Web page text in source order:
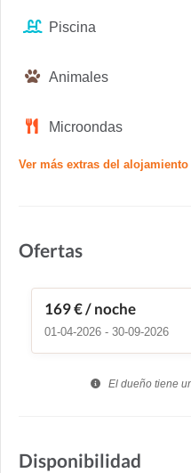
Piscina
Animales
Microondas
Ver más extras del alojamiento
Ofertas
169 €/ noche
01-04-2026 - 30-09-2026
El dueño tiene
Disponibilidad